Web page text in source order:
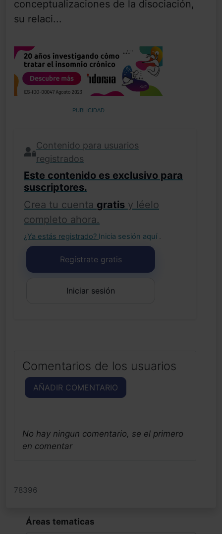
conceptualizaciones de la disociación,
su relaci...
PUBLICIDAD
Contenido para usuarios
registrados
Este contenido es exclusivo para
suscriptores.
Crea tu cuenta gratis y léelo
completo ahora.
¿Ya estás registrado? Inicia sesión aquí .
Regístrate gratis
Iniciar sesión
Comentarios de los usuarios
AÑADIR COMENTARIO
No hay ningun comentario, se el primero
en comentar
78396
Áreas tematicas